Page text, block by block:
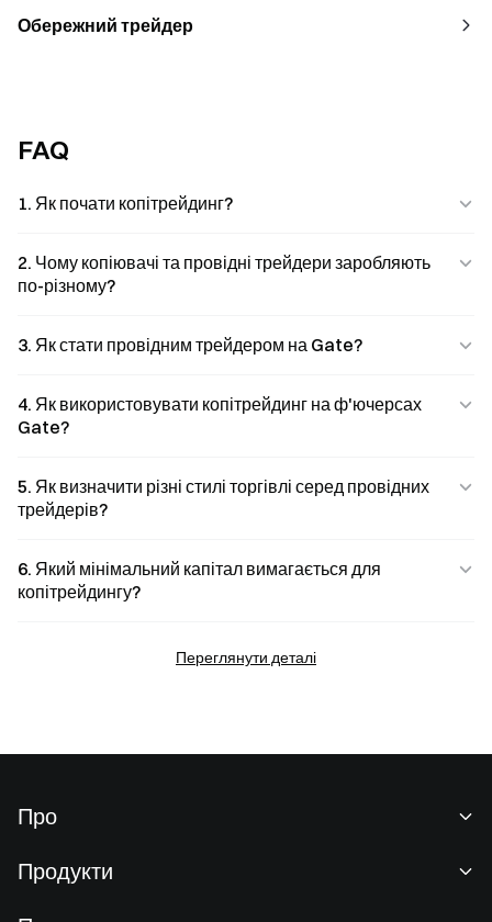
Обережний трейдер
FAQ
1. Як почати копітрейдинг?
2. Чому копіювачі та провідні трейдери заробляють
по-різному?
3. Як стати провідним трейдером на Gate?
4. Як використовувати копітрейдинг на ф'ючерсах
Gate?
5. Як визначити різні стилі торгівлі серед провідних
трейдерів?
6. Який мінімальний капітал вимагається для
копітрейдингу?
Переглянути деталі
Про
Продукти